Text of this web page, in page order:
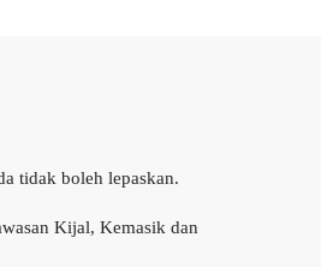
tidak boleh lepaskan.
Kijal, Kemasik dan